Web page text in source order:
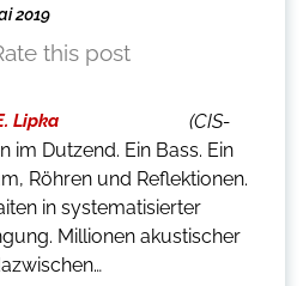
2019
this post
(CIS-
im Dutzend. Ein Bass. Ein
Röhren und Reflektionen.
in systematisierter
Millionen akustischer